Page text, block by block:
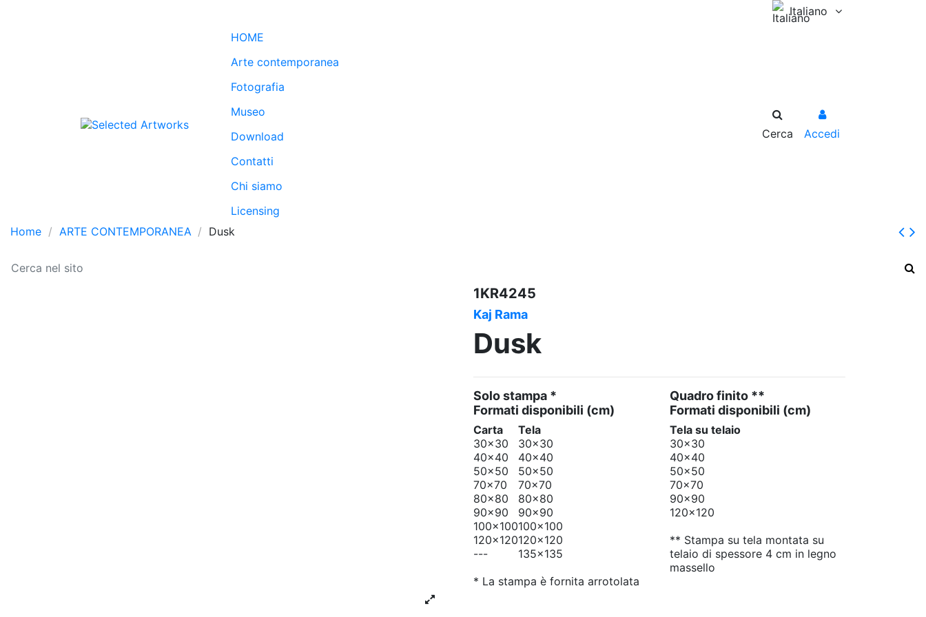
Italiano
HOME
Arte contemporanea
Fotografia
Museo
Download
Contatti
Chi siamo
Licensing
Cerca Accedi
Home ARTE CONTEMPORANEA Dusk
1KR4245
Kaj Rama
Dusk
Solo stampa *
Formati disponibili (cm)
Carta
Tela
30x30
30x30
40x40
40x40
50x50
50x50
70x70
70x70
80x80
80x80
90x90
90x90
100x100100x100
120x120120x120
---
135x135
* La stampa è fornita arrotolata
Quadro finito **
Formati disponibili (cm)
Tela su telaio
30x30
40x40
50x50
70x70
90x90
120x120
** Stampa su tela montata su
telaio di spessore 4 cm in legno
massello